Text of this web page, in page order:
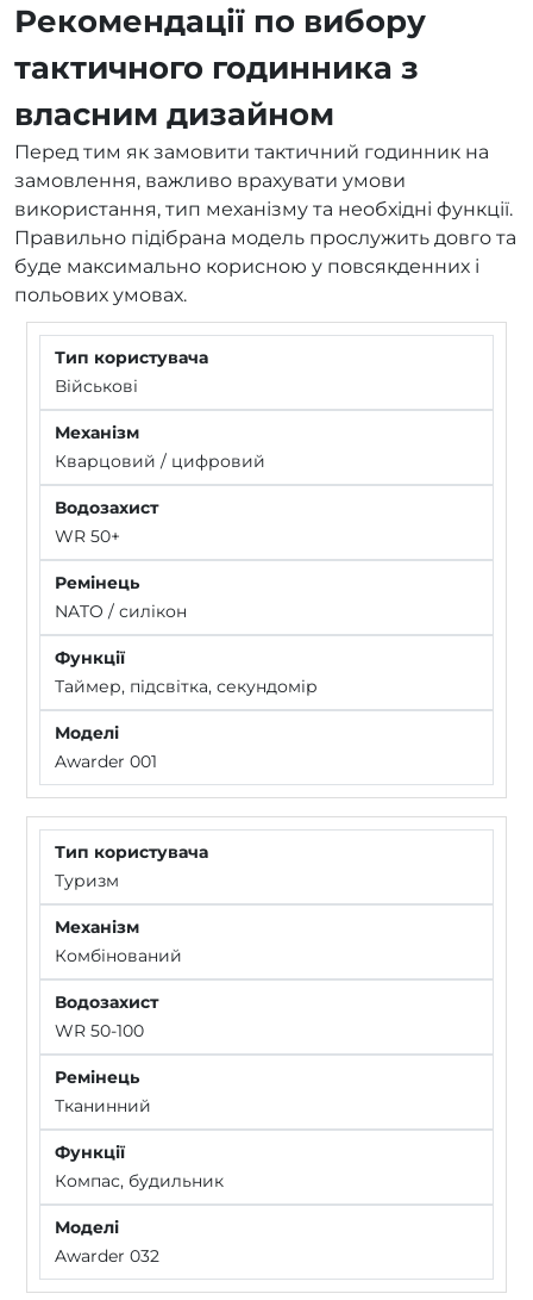
Рекомендації по вибору
тактичного годинника з
власним дизайном
Перед тим як замовити тактичний годинник на
замовлення, важливо врахувати умови
використання, тип механізму та необхідні функції.
Правильно підібрана модель прослужить довго та
буде максимально корисною у повсякденних і
польових умовах.
Військові
Кварцовий / цифровий
WR 50+
NATO / силікон
Таймер, підсвітка, секундомір
Awarder 001
Туризм
Комбінований
WR 50-100
Тканинний
Компас, будильник
Awarder 032